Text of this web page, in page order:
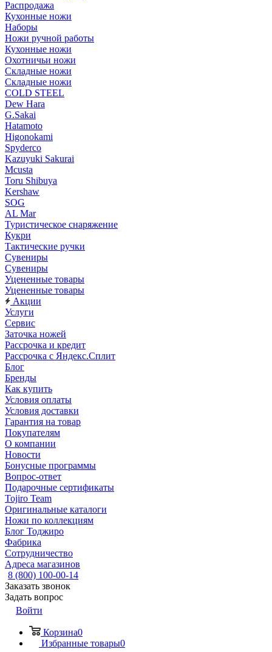
Распродажа
Кухонные ножи
Наборы
Ножи ручной работы
Кухонные ножи
Охотничьи ножи
Складные ножи
Складные ножи
COLD STEEL
Dew Hara
G.Sakai
Hatamoto
Higonokami
Spyderco
Kazuyuki Sakurai
Mcusta
Toru Shibuya
Kershaw
SOG
AL Mar
Туристическое снаряжение
Кукри
Тактические ручки
Сувениры
Сувениры
Уцененные товары
Уцененные товары
Акции
Услуги
Сервис
Заточка ножей
Рассрочка и кредит
Рассрочка с Яндекс.Сплит
Блог
Бренды
Как купить
Условия оплаты
Условия доставки
Гарантия на товар
Покупателям
О компании
Новости
Бонусные программы
Вопрос-ответ
Подарочные сертификаты
Tojiro Team
Оригинальные каталоги
Ножи по коллекциям
Блог Тоджиро
Фабрика
Сотрудничество
Адреса магазинов
8 (800) 100-00-14
Заказать звонок
Задать вопрос
Войти
Корзина0
Избранные товары0